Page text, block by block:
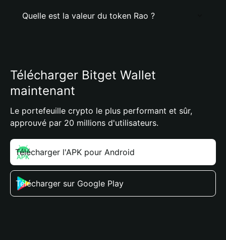
Quelle est la valeur du token Rao ?
Télécharger Bitget Wallet
maintenant
Le portefeuille crypto le plus performant et sûr,
approuvé par 20 millions d'utilisateurs.
Télécharger l'APK pour Android
Télécharger sur Google Play